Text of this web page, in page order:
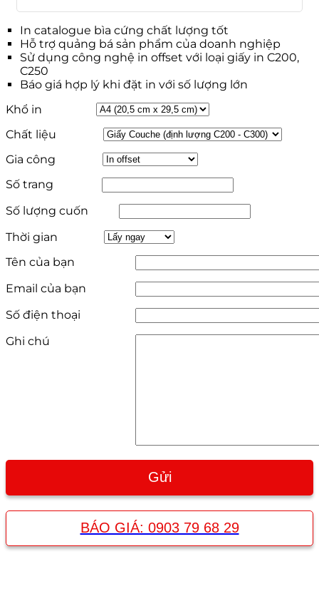
In catalogue bìa cứng chất lượng tốt
Hỗ trợ quảng bá sản phẩm của doanh nghiệp
Sử dụng công nghệ in offset với loại giấy in C200,
C250
Báo giá hợp lý khi đặt in với số lượng lớn
Khổ in
Chất liệu
Gia công
Số trang
Số lượng cuốn
Thời gian
Tên của bạn
Email của bạn
Số điện thoại
Ghi chú
BÁO GIÁ: 0903 79 68 29